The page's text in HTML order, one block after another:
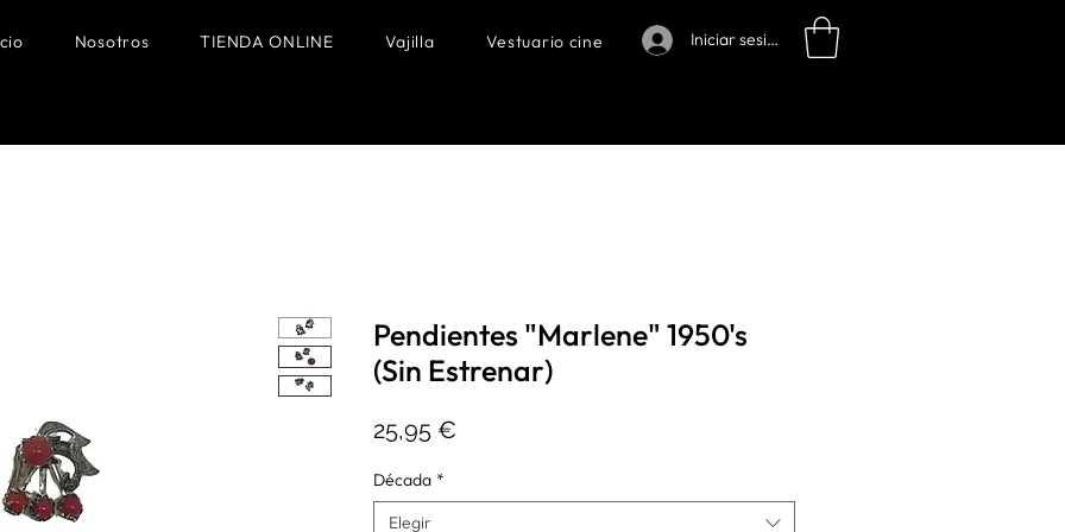
Nosotros TIENDA ONLINE Vajilla Vestuario cine Iniciar sesión
Pendientes "Marlene" 1950's
(Sin Estrenar)
25,95 €
Década *
Elegir